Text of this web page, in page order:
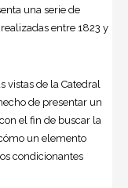
una serie de
entre 1823 y
vistas de la Catedral
de presentar un
el fin de buscar la
un elemento
condicionantes